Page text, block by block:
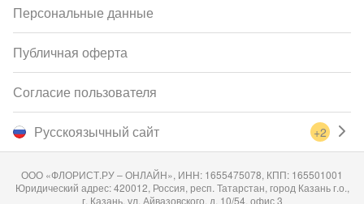
Русскоязычный сайт +2
Персональные данные
Публичная оферта
Согласие пользователя
ООО «ФЛОРИСТ.РУ – ОНЛАЙН», ИНН: 1655475078, КПП: 165501001
Юридический адрес: 420012, Россия, респ. Татарстан, город Казань г.о.,
г. Казань, ул. Айвазовского, д. 10/54, офис 3